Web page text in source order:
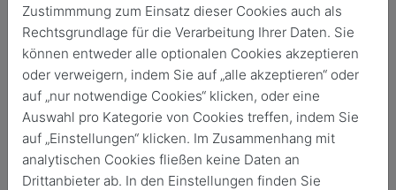
Login
Keine Zugangsdaten?
Login
Zustimmmung zum Einsatz dieser Cookies auch als
Rechtsgrundlage für die Verarbeitung Ihrer Daten. Sie
können entweder alle optionalen Cookies akzeptieren
oder verweigern, indem Sie auf „alle akzeptieren“ oder
auf „nur notwendige Cookies“ klicken, oder eine
Auswahl pro Kategorie von Cookies treffen, indem Sie
auf „Einstellungen“ klicken. Im Zusammenhang mit
analytischen Cookies fließen keine Daten an
Drittanbieter ab. In den Einstellungen finden Sie